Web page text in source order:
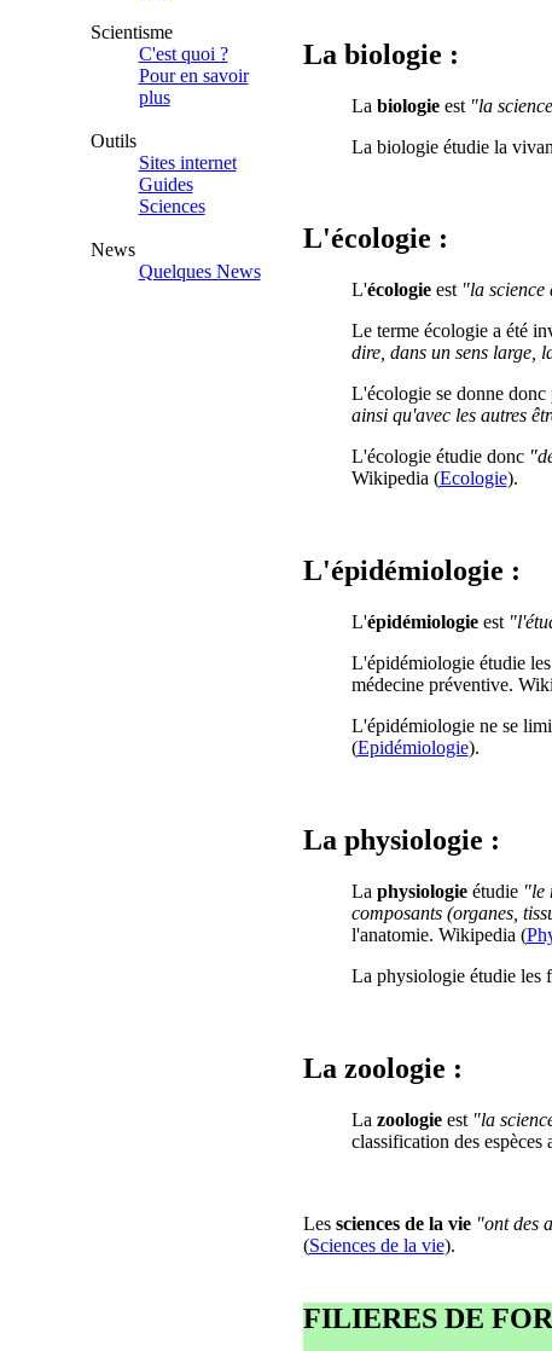
Scientisme
C'est quoi ?
Pour en savoir
plus
Outils
Sites internet
Guides
Sciences
News
Quelques News
La biologie :
La biologieest "la
La biologie étudie la
L'écologie :
L'écologieest "la science
Le terme écologie a été
dire, dans un sens large,
L'écologie se donne donc
ainsi qu'avec les autres
L'écologie étudie donc
Wikipedia (Ecologie).
L'épidémiologie :
L'épidémiologieest
L'épidémiologie étudie
médecine préventive.
L'épidémiologie ne se
(Epidémiologie).
La physiologie :
La physiologieétudie "le
composants (organes,
l'anatomie. Wikipedia (
La physiologie étudie les
La zoologie :
La zoologieest "la
classification des
Les sciences de la vie "ont des
(Sciences de la vie).
FILIERES DE